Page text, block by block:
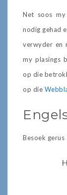
Net soos
nodig gehad
verwyder en
my plasings
op die
op die
Besoek gerus